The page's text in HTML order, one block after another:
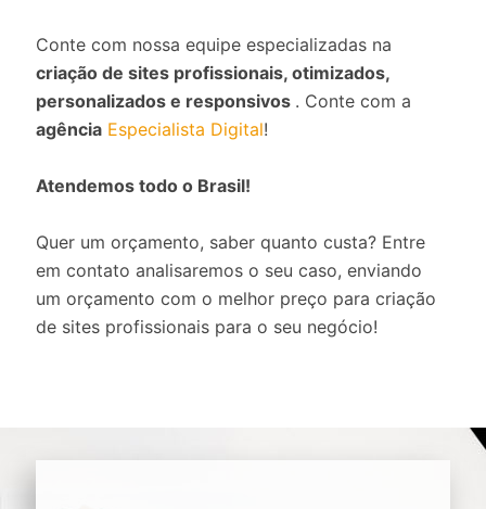
Conte com nossa equipe especializadas na
criação de sites profissionais, otimizados,
personalizados e responsivos . Conte com a
agência Especialista Digital!
Atendemos todo o Brasil!
Quer um orçamento, saber quanto custa? Entre
em contato analisaremos o seu caso, enviando
um orçamento com o melhor preço para criação
de sites profissionais para o seu negócio!